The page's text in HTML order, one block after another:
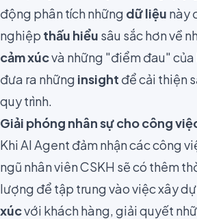
động phân tích những dữ liệu này
nghiệp thấu hiểu sâu sắc hơn về
cảm xúcvà những "điểm đau"
đưa ra những insight để cải thiện
quy trình.
Giải phóng nhân sự cho công
Khi AI Agent đảm nhận các công
ngũ nhân viên CSKH sẽ có thêm
lượng để tập trung vào việc xây
xúcvới khách hàng, giải quyết